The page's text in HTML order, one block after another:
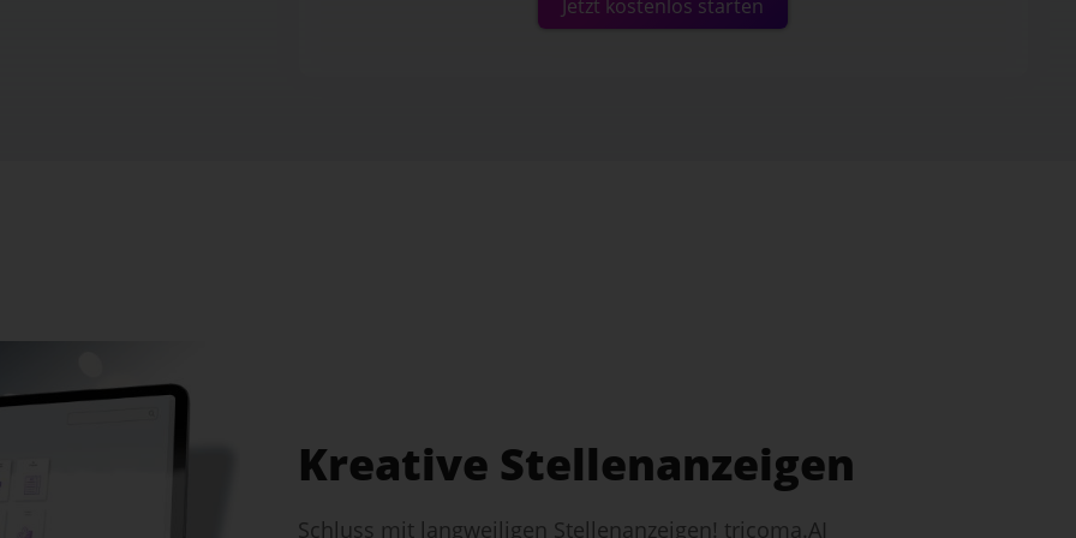
Jetzt kostenlos starten
Kreative Stellenanzeigen
Schluss mit langweiligen Stellenanzeigen! tricoma.AI